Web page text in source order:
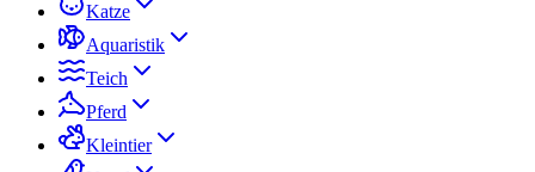
Katze
Aquaristik
Teich
Pferd
Kleintier